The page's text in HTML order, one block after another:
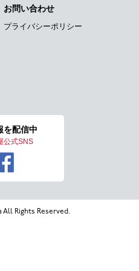
お問い合わせ
プライバシーポリシー
を配信中
公式SNS
All Rights Reserved.